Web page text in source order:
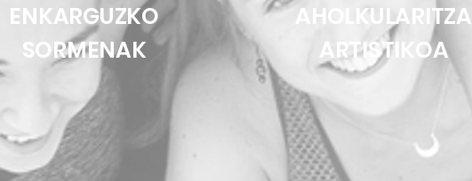
ENKARGUZKO
SORMENAK
AHOLKULARITZA
ARTISTIKOA